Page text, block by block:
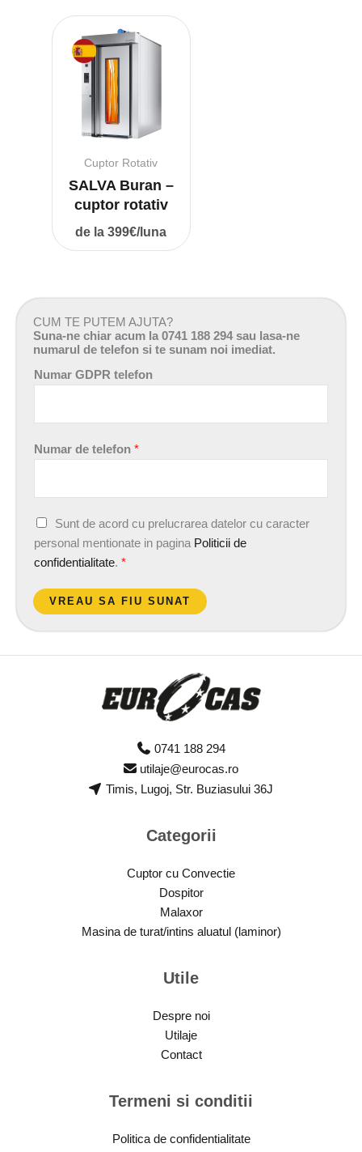
Cuptor Rotativ
SALVA Buran –
cuptor rotativ
de la 399€/luna
CUM TE PUTEM AJUTA?
Suna-ne chiar acum la 0741 188 294 sau lasa-ne
numarul de telefon si te sunam noi imediat.
Numar GDPR telefon
Numar de telefon *
A
c
o
d
P
Sunt de acord cu prelucrarea datelor cu caracter
personal mentionate in pagina Politicii de
confidentialitate. *
VREAU SA FIU SUNAT
0741 188 294
utilaje@eurocas.ro
Timis, Lugoj, Str. Buziasului 36J
Categorii
Cuptor cu Convectie
Dospitor
Malaxor
Masina de turat/intins aluatul (laminor)
Utile
Despre noi
Utilaje
Contact
Termeni si conditii
Politica de confidentialitate